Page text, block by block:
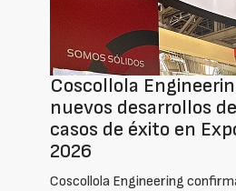
Coscollola
nuevos desarrollos
casos de éxito en
2026
Coscollola Engineering